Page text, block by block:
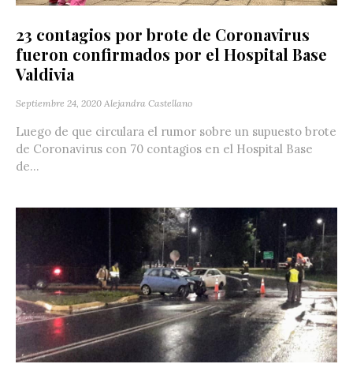
23 contagios por brote de Coronavirus
fueron confirmados por el Hospital Base
Valdivia
Septiembre 24, 2020 Alejandra Castellano
Luego de que circulara el rumor sobre un supuesto brote
de Coronavirus con 70 contagios en el Hospital Base
de...